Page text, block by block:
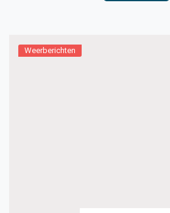
Weerberichten